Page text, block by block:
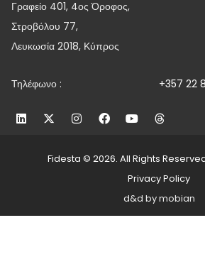
Γραφείο 401, 4ος Όροφος,
Στροβόλου 77,
Λευκωσία 2018, Κύπρος
Τηλέφωνο : +357 22
Fidesta © 2026. All Rights
Privacy Policy
d&d by mobian